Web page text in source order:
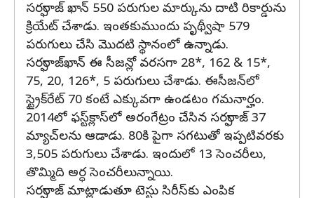
సర్ఫరాజ్ ఖాన్ 550 పరుగుల మార్కును దాటి రికార్డును
క్రియేట్ చేశాడు. ఇంతకుముందు పృథ్వీషా 579
పరుగులు చేసి మొదటి స్థానంలో ఉన్నాడు.
సర్ఫరాజ్‌ఖాన్ ఈ సీజన్లో వరసగా 28*, 162 & 15*,
75, 20, 126*, 5 పరుగులు చేశాడు. ఈసీజన్‌లో
స్ట్రైక్‌రేట్ 70 కంటే ఎక్కువగా ఉండటం గమనార్హం.
2014లో ఫస్ట్‌క్లాస్‌లో అరంగేట్రం చేసిన సర్ఫరాజ్ 37
మ్యాచ్‌లను ఆడాడు. 80కి పైగా సగటుతో ఇప్పటివరకు
3,505 పరుగులు చేశాడు. ఇందులో 13 సెంచరీలు,
తొమ్మిది అర్ధ సెంచరీలున్నాయి.
సర్ఫరాజ్ మాట్లాడుతూ టెస్టు సిరీస్‌కు ఎంపిక